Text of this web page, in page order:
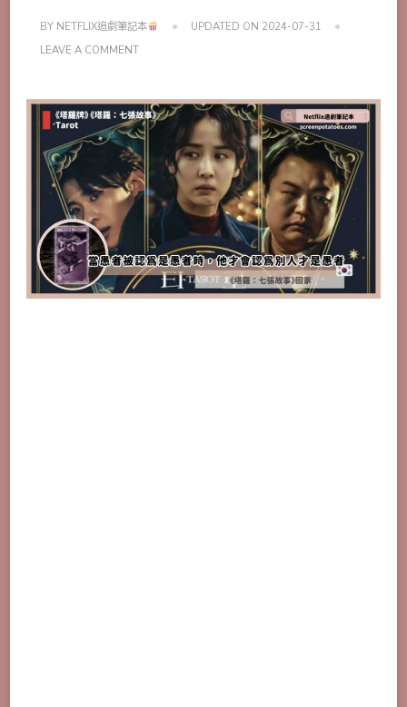
BY NETFLIX追劇筆記本 UPDATED ON 2024-07-31
LEAVE A COMMENTON
羅
牌
第
5
集
「深
夜
車/
回
家」
解
析